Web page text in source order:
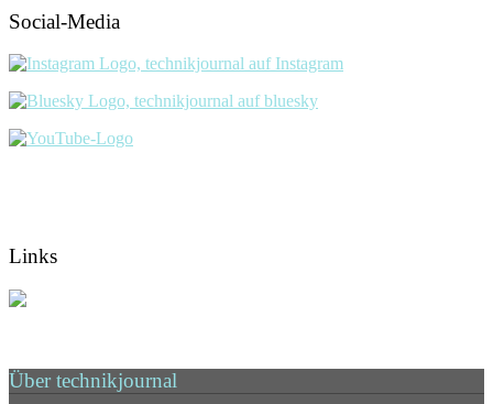
Social-Media
Links
Über technikjournal